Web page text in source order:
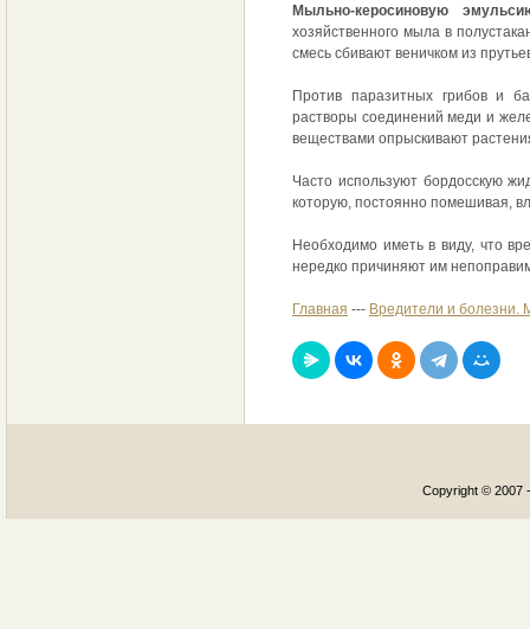
Мыльно-керосиновую
хозяйственного мыла в
смесь сбивают веничком из
Против паразитных грибов и
растворы соединений меди и
веществами опрыскивают
Часто используют бордосскую
которую, постоянно помешивая,
Необходимо иметь в виду, что
нередко причиняют им
Главная --- Вредители и болезни.
Copyright © 2007